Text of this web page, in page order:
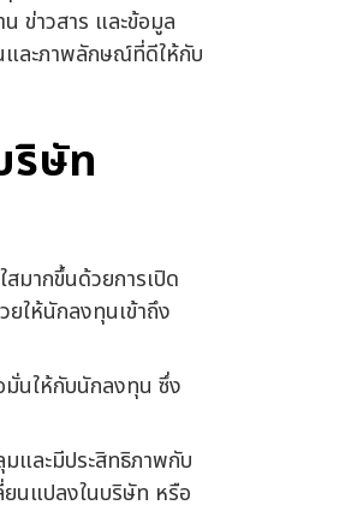
ข่าวสาร และข้อมูล
และภาพลักษณ์ที่ดีให้กับ
ริษัท
มากขึ้นด้วยการเปิด
ยให้นักลงทุนเข้าถึง
มั่นให้กับนักลงทุน ซึ่ง
และมีประสิทธิภาพกับ
ยนแปลงในบริษัท หรือ